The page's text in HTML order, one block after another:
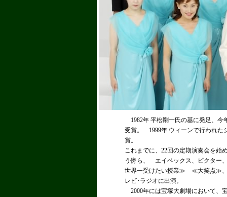
1982年 平松剛一氏の基に発足、今
受賞。 1999年 ウィーンで行われた
賞。
これまでに、22回の定期演奏会を
う傍ら、 エイベックス、ビクター
世界一受けたい授業≫ ≪大笑点≫
レビ･ラジオに出演。
2000年には宝塚大劇場において、